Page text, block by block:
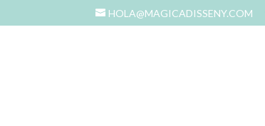
HOLA@MAGICADISSENY.COM